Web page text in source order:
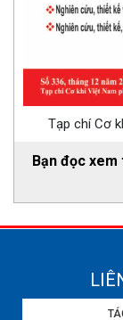
Tạp chí Cơ
Bạn đọc